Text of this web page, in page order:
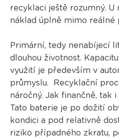
recyklaci ještě rozumný. U
náklad úplně mimo reálné
Primární, tedy nenabíjecí
dlouhou životnost.
využití je především v
průmyslu. Recyklační
náročný. Jak finančně, tak
Tato baterie je po dožití
kondici a pod relativně
riziko případného zkratu,